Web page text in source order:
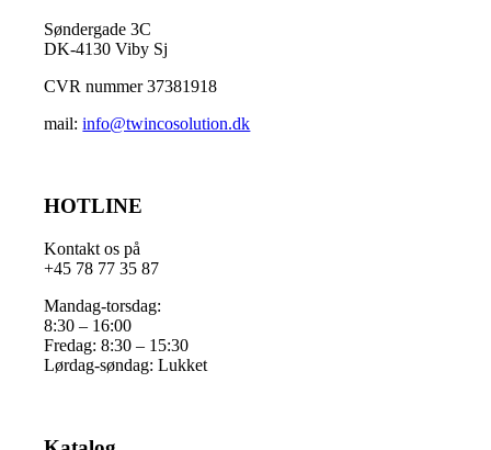
Søndergade 3C
DK-4130 Viby Sj
CVR nummer 37381918
mail:info@twincosolution.dk
HOTLINE
Kontakt os på
+45 78 77 35 87
Mandag-torsdag:
8:30 – 16:00
Fredag: 8:30 – 15:30
Lørdag-søndag: Lukket